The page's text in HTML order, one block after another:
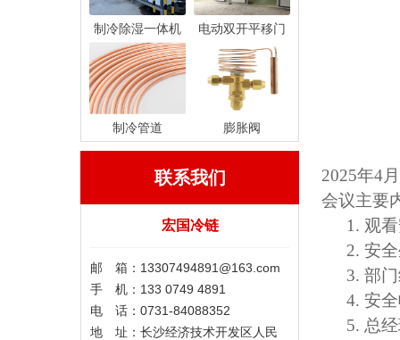
制冷除湿一体机 电动双开平移门
制冷管道 膨胀阀
联系我们
宏国冷链
邮 箱：13307494891@163.com
手 机：133 0749 4891
电 话：0731-84088352
地 址：长沙经济技术开发区人民
2025年4
会议主要
1. 观
2. 安
3. 部
4. 安
5. 总